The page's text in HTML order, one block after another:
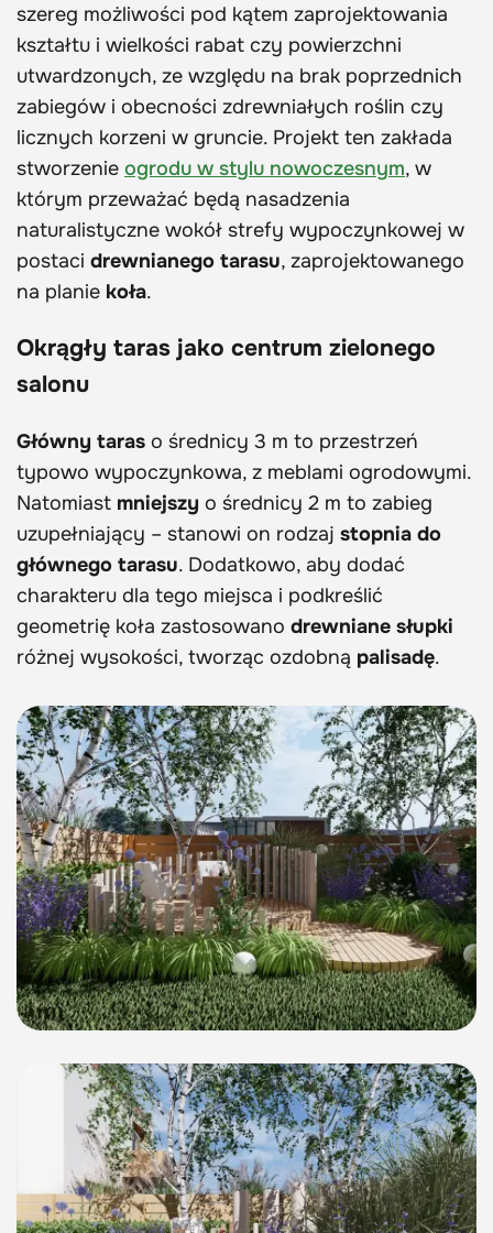
szereg możliwości pod kątem zaprojektowania
kształtu i wielkości rabat czy powierzchni
utwardzonych, ze względu na brak poprzednich
zabiegów i obecności zdrewniałych roślin czy
licznych korzeni w gruncie. Projekt ten zakłada
stworzenie ogrodu w stylu nowoczesnym, w
którym przeważać będą nasadzenia
naturalistyczne wokół strefy wypoczynkowej w
postaci drewnianego tarasu, zaprojektowanego
na planie koła.
Okrągły taras jako centrum zielonego
salonu
Główny taras o średnicy 3 m to przestrzeń
typowo wypoczynkowa, z meblami ogrodowymi.
Natomiast mniejszy o średnicy 2 m to zabieg
uzupełniający – stanowi on rodzaj stopnia do
głównego tarasu. Dodatkowo, aby dodać
charakteru dla tego miejsca i podkreślić
geometrię koła zastosowano drewniane słupki
różnej wysokości, tworząc ozdobną palisadę.